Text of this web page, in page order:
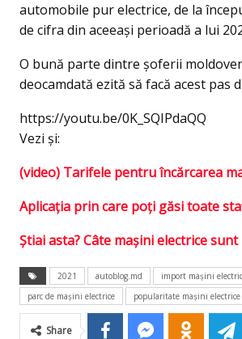
automobile pur electrice, de la
de cifra din aceeași perioadă a lui
O bună parte dintre șoferii
deocamdată ezită să facă acest
https://youtu.be/0K_SQIPdaQQ
Vezi și:
(video) Tarifele pentru încărcarea
Aplicaţia prin care poţi găsi toate
Ştiai asta? Câte maşini electrice
2021 autoblog.md import mașini
parc de mașini electrice
popularitate maşini electrice
Share